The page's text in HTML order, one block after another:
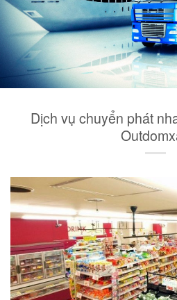
Dịch vụ chuyển phát